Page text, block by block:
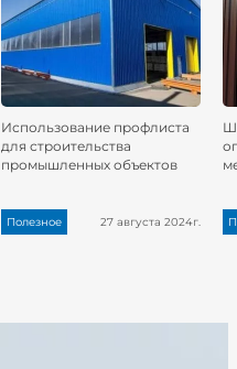
Использование профлиста
для строительства
промышленных объектов
Полезное 27 августа 2024г.